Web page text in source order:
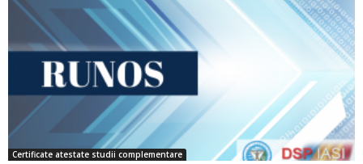
Certificate atestate studii complementare